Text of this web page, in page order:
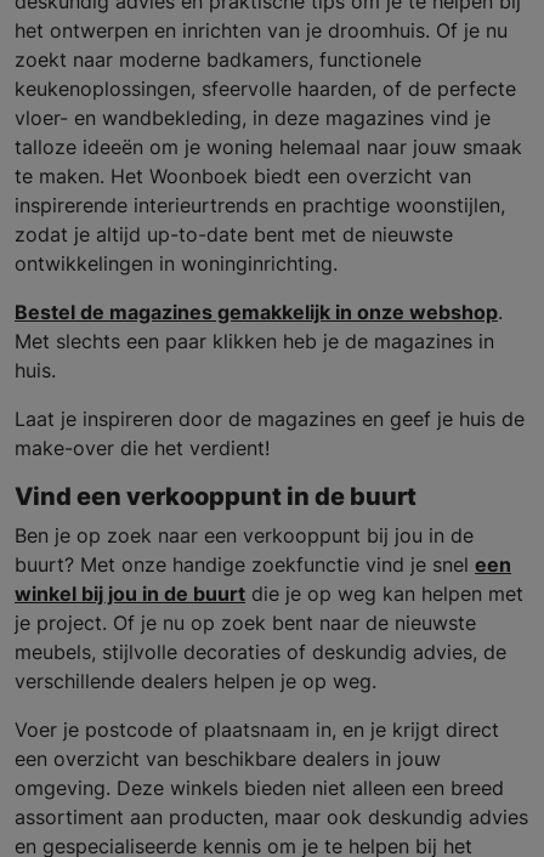
het ontwerpen en inrichten van je droomhuis. Of je nu
zoekt naar moderne badkamers, functionele
keukenoplossingen, sfeervolle haarden, of de perfecte
vloer- en wandbekleding, in deze magazines vind je
talloze ideeën om je woning helemaal naar jouw smaak
te maken. Het Woonboek biedt een overzicht van
inspirerende interieurtrends en prachtige woonstijlen,
zodat je altijd up-to-date bent met de nieuwste
ontwikkelingen in woninginrichting.
Bestel de magazines gemakkelijk in onze webshop.
Met slechts een paar klikken heb je de magazines in
huis.
Laat je inspireren door de magazines en geef je huis de
make-over die het verdient!
Vind een verkooppunt in de buurt
Ben je op zoek naar een verkooppunt bij jou in de
buurt? Met onze handige zoekfunctie vind je snel een
winkel bij jou in de buurt die je op weg kan helpen met
je project. Of je nu op zoek bent naar de nieuwste
meubels, stijlvolle decoraties of deskundig advies, de
verschillende dealers helpen je op weg.
Voer je postcode of plaatsnaam in, en je krijgt direct
een overzicht van beschikbare dealers in jouw
omgeving. Deze winkels bieden niet alleen een breed
assortiment aan producten, maar ook deskundig advies
en gespecialiseerde kennis om je te helpen bij het